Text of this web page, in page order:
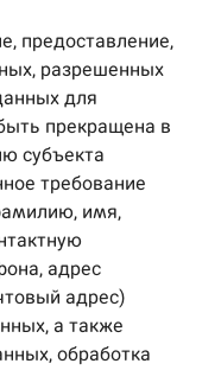
предоставление,
разрешенных
для
прекращена в
субъекта
требование
имя,
адрес
адрес)
а также
обработка